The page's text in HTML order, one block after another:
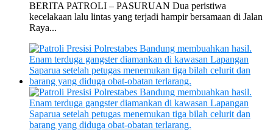
BERITA PATROLI – PASURUAN Dua peristiwa
kecelakaan lalu lintas yang terjadi hampir bersamaan di Jalan
Raya...